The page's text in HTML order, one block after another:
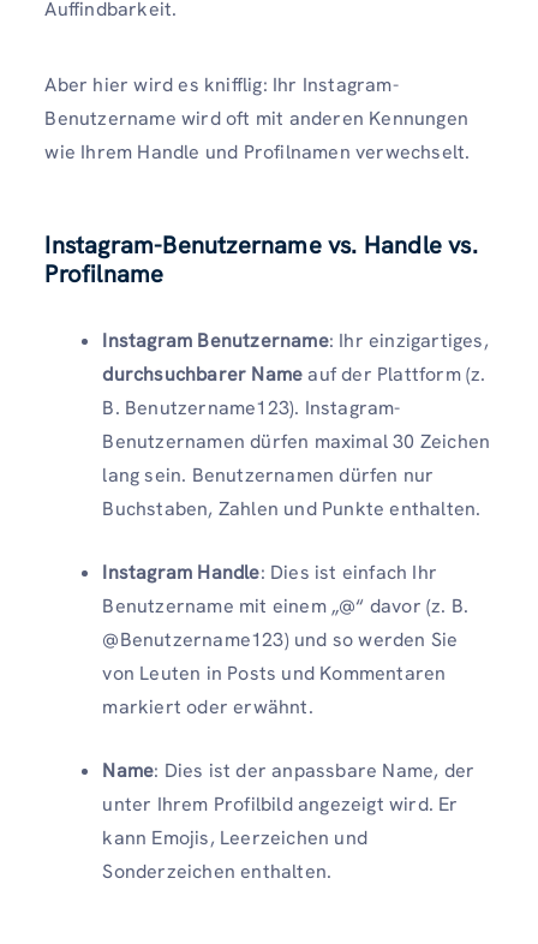
Auffindbarkeit.
Aber hier wird es knifflig: Ihr Instagram-
Benutzername wird oft mit anderen Kennungen
wie Ihrem Handle und Profilnamen verwechselt.
Instagram-Benutzername vs. Handle vs.
Profilname
Instagram Benutzername: Ihr einzigartiges,
durchsuchbarer Nameauf der Plattform (z.
B. Benutzername123). Instagram-
Benutzernamen dürfen maximal 30 Zeichen
lang sein. Benutzernamen dürfen nur
Buchstaben, Zahlen und Punkte enthalten.
Instagram Handle: Dies ist einfach Ihr
Benutzername mit einem „@“ davor (z. B.
@Benutzername123) und so werden Sie
von Leuten in Posts und Kommentaren
markiert oder erwähnt.
Name: Dies ist der anpassbare Name, der
unter Ihrem Profilbild angezeigt wird. Er
kann Emojis, Leerzeichen und
Sonderzeichen enthalten.